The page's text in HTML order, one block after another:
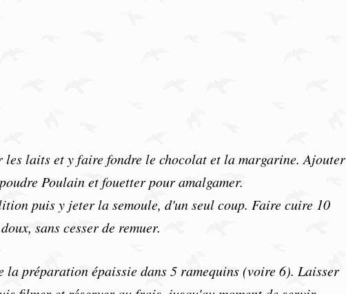
les laits et y faire fondre le chocolat et la margarine. Ajouter
Poulain et fouetter pour amalgamer.
puis y jeter la semoule, d'un seul coup. Faire cuire 10
sans cesser de remuer.
la préparation épaissie dans 5 ramequins (voire 6). Laisser